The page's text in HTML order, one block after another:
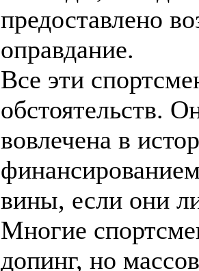
предоставлено
оправдание.
Все эти
обстоятельств.
вовлечена в
вины, если они
Многие
допинг, но